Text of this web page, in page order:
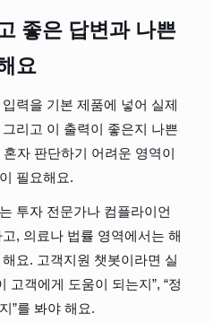
좋은 답변과 나쁜
요
력을 기본 제품에 넣어 실제
리고 이 출력이 좋은지 나쁜
자 판단하기 어려운 영역이
필요해요.
투자 전문가나 컴플라이언
, 의료나 법률 영역에서는 해
요. 고객지원 챗봇이라면 실
고객에게 도움이 되는지”, “정
”를 봐야 해요.